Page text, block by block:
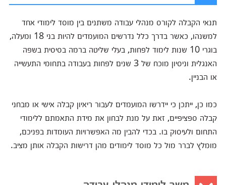
תנאי הקבלה לקורס מנהלי עבודה משתנים בין מוסד לימודי אחד
למשנהו, כאשר בדרך כלל נדרשים המועמדים להיות בני 18 ומעלה,
בוגרי 10 שנות לימוד לפחות, בעלי שליטה ברמה בסיסית בשפה
האנגלית וניסיון מוכח של 3 שנים לפחות בעבודה בתחומי התעשייה
או הבניין.
כמו כן, ייתכן כי יידרשו המועמדים לעבור ריאיון קבלה אישי או מבחני
קבלה ספציפיים, זאת על מנת לבחון את מידת התאמתם ללימודי
התחום ולעיסוק בו. בכדי להבין מה האפשרויות העומדות בפניכם,
מומלץ לברר מול כל מוסד לימודים מהן דרישות הקבלה אותן מציב.